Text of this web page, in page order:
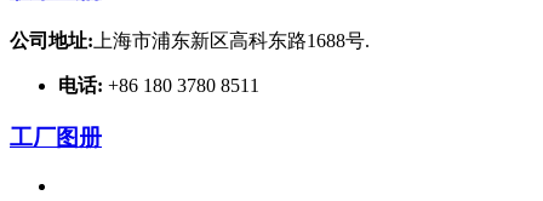
公司地址: 上海市浦东新区高科东路1688号.
电话: +86 180 3780 8511
工厂图册